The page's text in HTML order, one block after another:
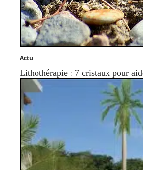
Actu
Lithothérapie : 7 cristaux pour